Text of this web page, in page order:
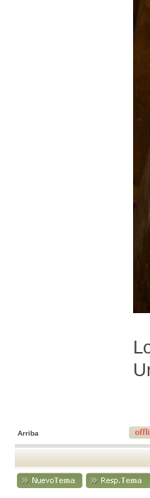
Arriba